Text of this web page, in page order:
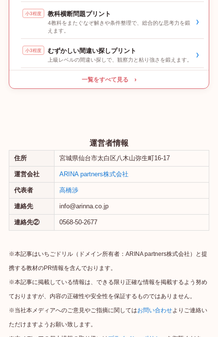
小3程度 教科横断問題プリント
4教科をまたぐなぞ解きや条件整理で、総合的な思考力を鍛
えます。
›
小3程度 むずかしい間違い探しプリント
上級レベルの間違い探しで、観察力と粘り強さを鍛えます。 ›
一覧をすべて見る ›
運営者情報
住所 宮城県仙台市太白区八木山弥生町16-17
運営会社 ARINA partners株式会社
代表者 高橋渉
連絡先 info@arinna.co.jp
連絡先② 0568-50-2677
※本記事はいちごドリル（ドメイン所有者：ARINA partners株式会社）と提
携する教材のPR情報を含んでおります。
※本記事に掲載している情報は、できる限り正確な情報を掲載するよう努め
ておりますが、内容の正確性や安全性を保証するものではありません。
※当社本メディアへのご意見やご指摘に関してはお問い合わせよりご連絡い
ただけますようお願い致します。